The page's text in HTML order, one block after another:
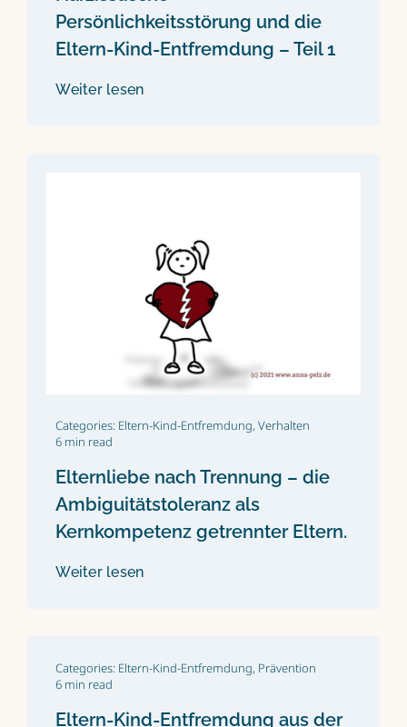
Persönlichkeitsstörung und die
Eltern-Kind-Entfremdung – Teil 1
Weiter lesen
Categories: Eltern-Kind-Entfremdung,Verhalten
6 min read
Elternliebe nach Trennung – die
Ambiguitätstoleranz als
Kernkompetenz getrennter Eltern.
Weiter lesen
Categories: Eltern-Kind-Entfremdung, Prävention
6 min read
Eltern-Kind-Entfremdung aus der